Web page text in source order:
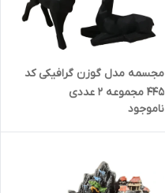
مجسمه مدل گوزن گرافیکی کد
445 مجموعه 2 عددی
ناموجود